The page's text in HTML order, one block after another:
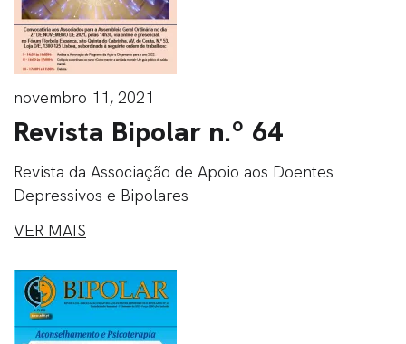
novembro 11, 2021
Revista Bipolar n.º 64
Revista da Associação de Apoio aos Doentes
Depressivos e Bipolares
VER MAIS